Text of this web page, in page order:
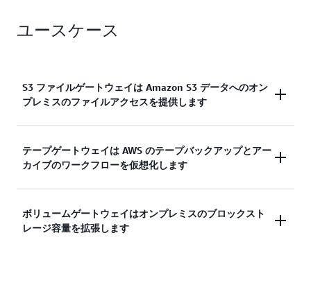
ユースケース
S3 ファイルゲートウェイは Amazon S3 データへのオン
プレミスのファイルアクセスを提供します
S3 ファイルゲートウェイを使用すると、データレ
イクへのデータフィードや、画像や動画などのコー
て S3へのデータワークフローを構築できます。
テープゲートウェイは AWS のテープバックアップとアー
カイブのワークフローを仮想化します
テープゲートウェイは、既存のバックアップワーク
フローを変更することなく、オンプレミスの物理テ
ボリュームゲートウェイはオンプレミスのブロックスト
レージ容量を拡張します